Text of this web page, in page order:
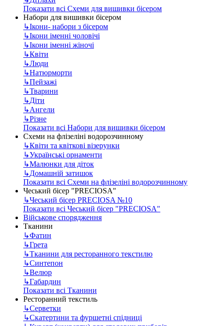
Показати всі Схеми для вишивки бісером
Набори для вишивки бісером
↳Ікони- набори з бісером
↳Ікони іменні чоловічі
↳Ікони іменні жіночі
↳Квіти
↳Люди
↳Натюрморти
↳Пейзажі
↳Тварини
↳Діти
↳Ангели
↳Різне
Показати всі Набори для вишивки бісером
Схеми на флізеліні водорозчинному
↳Квіти та квіткові візерунки
↳Українські орнаменти
↳Малюнки для діток
↳Домашній затишок
Показати всі Схеми на флізеліні водорозчинному
Чеський бісер "PRECIOSA"
↳Чеський бісер PRECIOSA №10
Показати всі Чеський бісер "PRECIOSA"
Військове спорядження
Тканини
↳Фатин
↳Грета
↳Тканини для ресторанного текстилю
↳Синтепон
↳Велюр
↳Габардин
Показати всі Тканини
Ресторанний текстиль
↳Серветки
↳Скатертини та фуршетні спідниці